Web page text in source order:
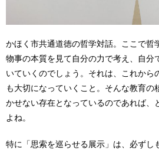
かほく市共通道徳の哲学対話。ここで哲
物事の本質を見て自分の力で考え、自分
いていくのでしょう。それは、これから
も大切になっていくこと。そんな教育の
かせない存在となっているのであれば、
よね。
特に「思索を巡らせる展示」は、必ずし